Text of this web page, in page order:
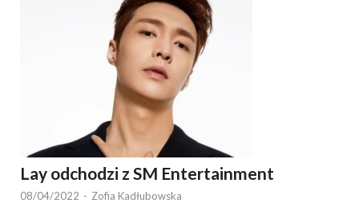
Lay odchodzi z SM Entertainment
08/04/2022 - Zofia Kadłubowska